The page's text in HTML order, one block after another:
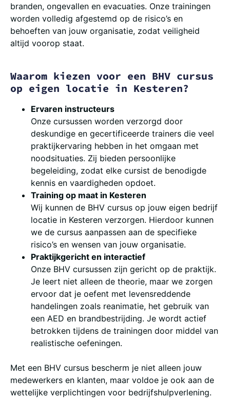
branden, ongevallen en evacuaties. Onze trainingen
worden volledig afgestemd op de risico’s en
behoeften van jouw organisatie, zodat veiligheid
altijd voorop staat.
Waarom kiezen voor een BHV cursus
op eigen locatie in Kesteren?
Ervaren instructeurs
Onze cursussen worden verzorgd door
deskundige en gecertificeerde trainers die veel
praktijkervaring hebben in het omgaan met
noodsituaties. Zij bieden persoonlijke
begeleiding, zodat elke cursist de benodigde
kennis en vaardigheden opdoet.
Training op maat in Kesteren
Wij kunnen de BHV cursus op jouw eigen bedrijf
locatie in Kesteren verzorgen. Hierdoor kunnen
we de cursus aanpassen aan de specifieke
risico’s en wensen van jouw organisatie.
Praktijkgericht en interactief
Onze BHV cursussen zijn gericht op de praktijk.
Je leert niet alleen de theorie, maar we zorgen
ervoor dat je oefent met levensreddende
handelingen zoals reanimatie, het gebruik van
een AED en brandbestrijding. Je wordt actief
betrokken tijdens de trainingen door middel van
realistische oefeningen.
Met een BHV cursus bescherm je niet alleen jouw
medewerkers en klanten, maar voldoe je ook aan de
wettelijke verplichtingen voor bedrijfshulpverlening.